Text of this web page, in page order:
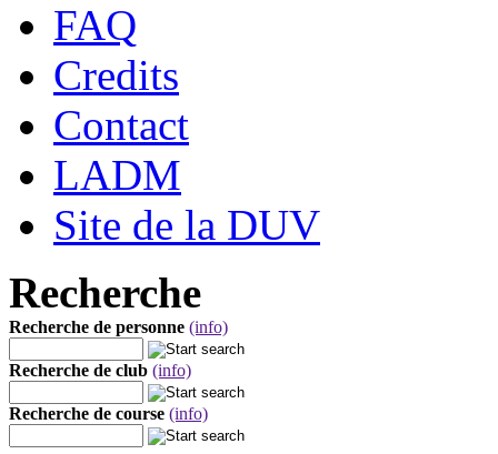
FAQ
Credits
Contact
LADM
Site de la DUV
Recherche
Recherche de personne (info)
Recherche de club (info)
Recherche de course (info)